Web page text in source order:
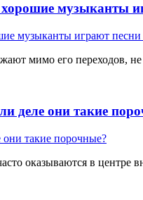
музыканты
мимо его переходов,
деле они такие
оказываются в центре